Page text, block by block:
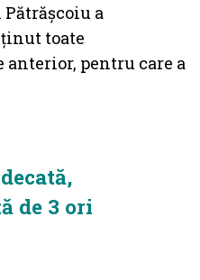
a
toate
pentru care a
de 3 ori